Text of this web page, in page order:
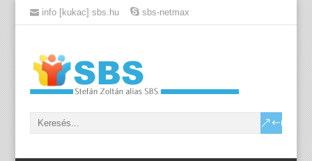
info [kukac] sbs.hu sbs-netmax